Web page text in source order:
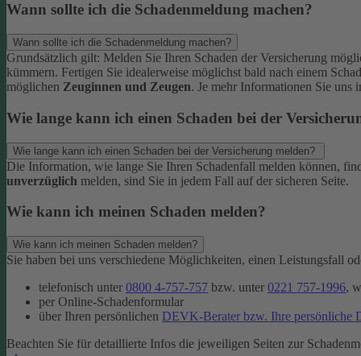
Wann sollte ich die Schadenmeldung machen?
Wann sollte ich die Schadenmeldung machen?
Grundsätzlich gilt: Melden Sie Ihren Schaden der Versicherung
kümmern. Fertigen Sie idealerweise möglichst bald nach einem
möglichen Zeuginnen und Zeugen. Je mehr Informationen Sie uns
Wie lange kann ich einen Schaden bei der
Wie lange kann ich einen Schaden bei der Versicherung melden?
Die Information, wie lange Sie Ihren Schadenfall melden können,
unverzüglich melden, sind Sie in jedem Fall auf der sicheren Seite.
Wie kann ich meinen Schaden melden?
Wie kann ich meinen Schaden melden?
Sie haben bei uns verschiedene Möglichkeiten, einen Leistungsfall
telefonisch unter 0800 4-757-757 bzw. unter 0221 757-1996,
per Online-Schadenformular
über Ihren persönlichen DEVK-Berater bzw. Ihre persönliche
Beachten Sie für detaillierte Infos die jeweiligen Seiten zur